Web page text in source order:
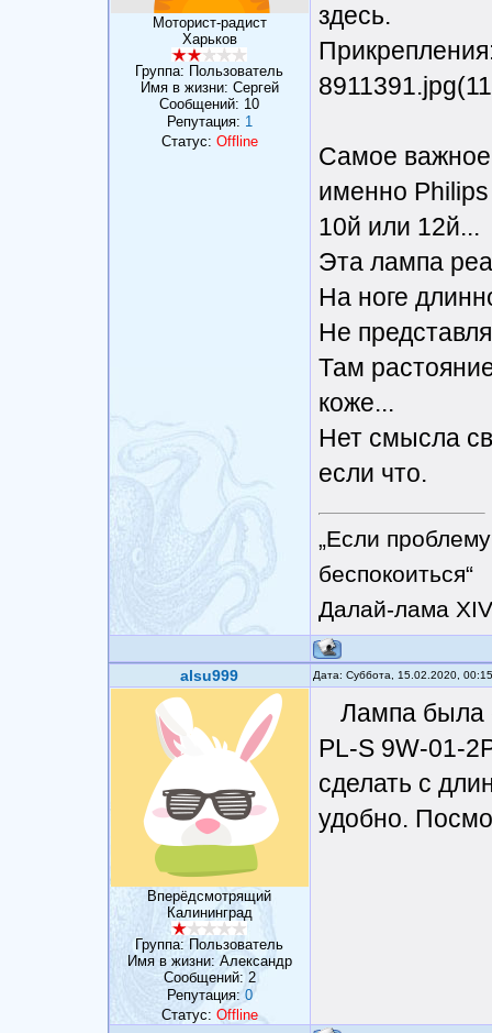
Моторист-радист
Харьков
Группа: Пользователь
Имя в жизни: Сергей
Сообщений: 10
Репутация: 1
Статус: Offline
здесь.
Самое
именно
10й или 12й...
Эта лампа
На ноге
Не
Там
коже...
Нет смысла
если что.
„Если
беспокоиться“
Далай-лама XIV
alsu999 Дата: Суббота, 15.02.2020,
Вперёдсмотрящий
Калининград
Группа: Пользователь
Имя в жизни: Александр
Сообщений: 2
Репутация: 0
Статус: Offline
Лампа была
PL-S 9W-01-
сделать с
удобно.